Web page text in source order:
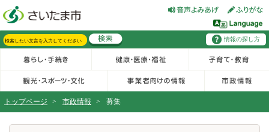
情報の探し方
トップページ > 市政情報 > 募集